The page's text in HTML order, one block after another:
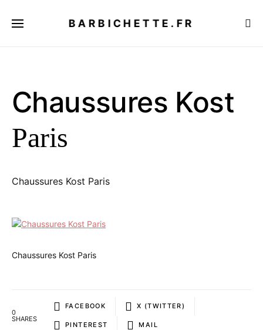
BARBICHETTE.FR
Chaussures Kost
Paris
Chaussures Kost Paris
Chaussures Kost Paris
0
SHARES
FACEBOOK X (TWITTER)
PINTEREST MAIL